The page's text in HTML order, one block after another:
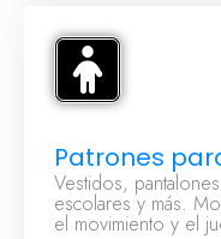
Patrones
Vestidos,
escolares y más.
el movimiento y el